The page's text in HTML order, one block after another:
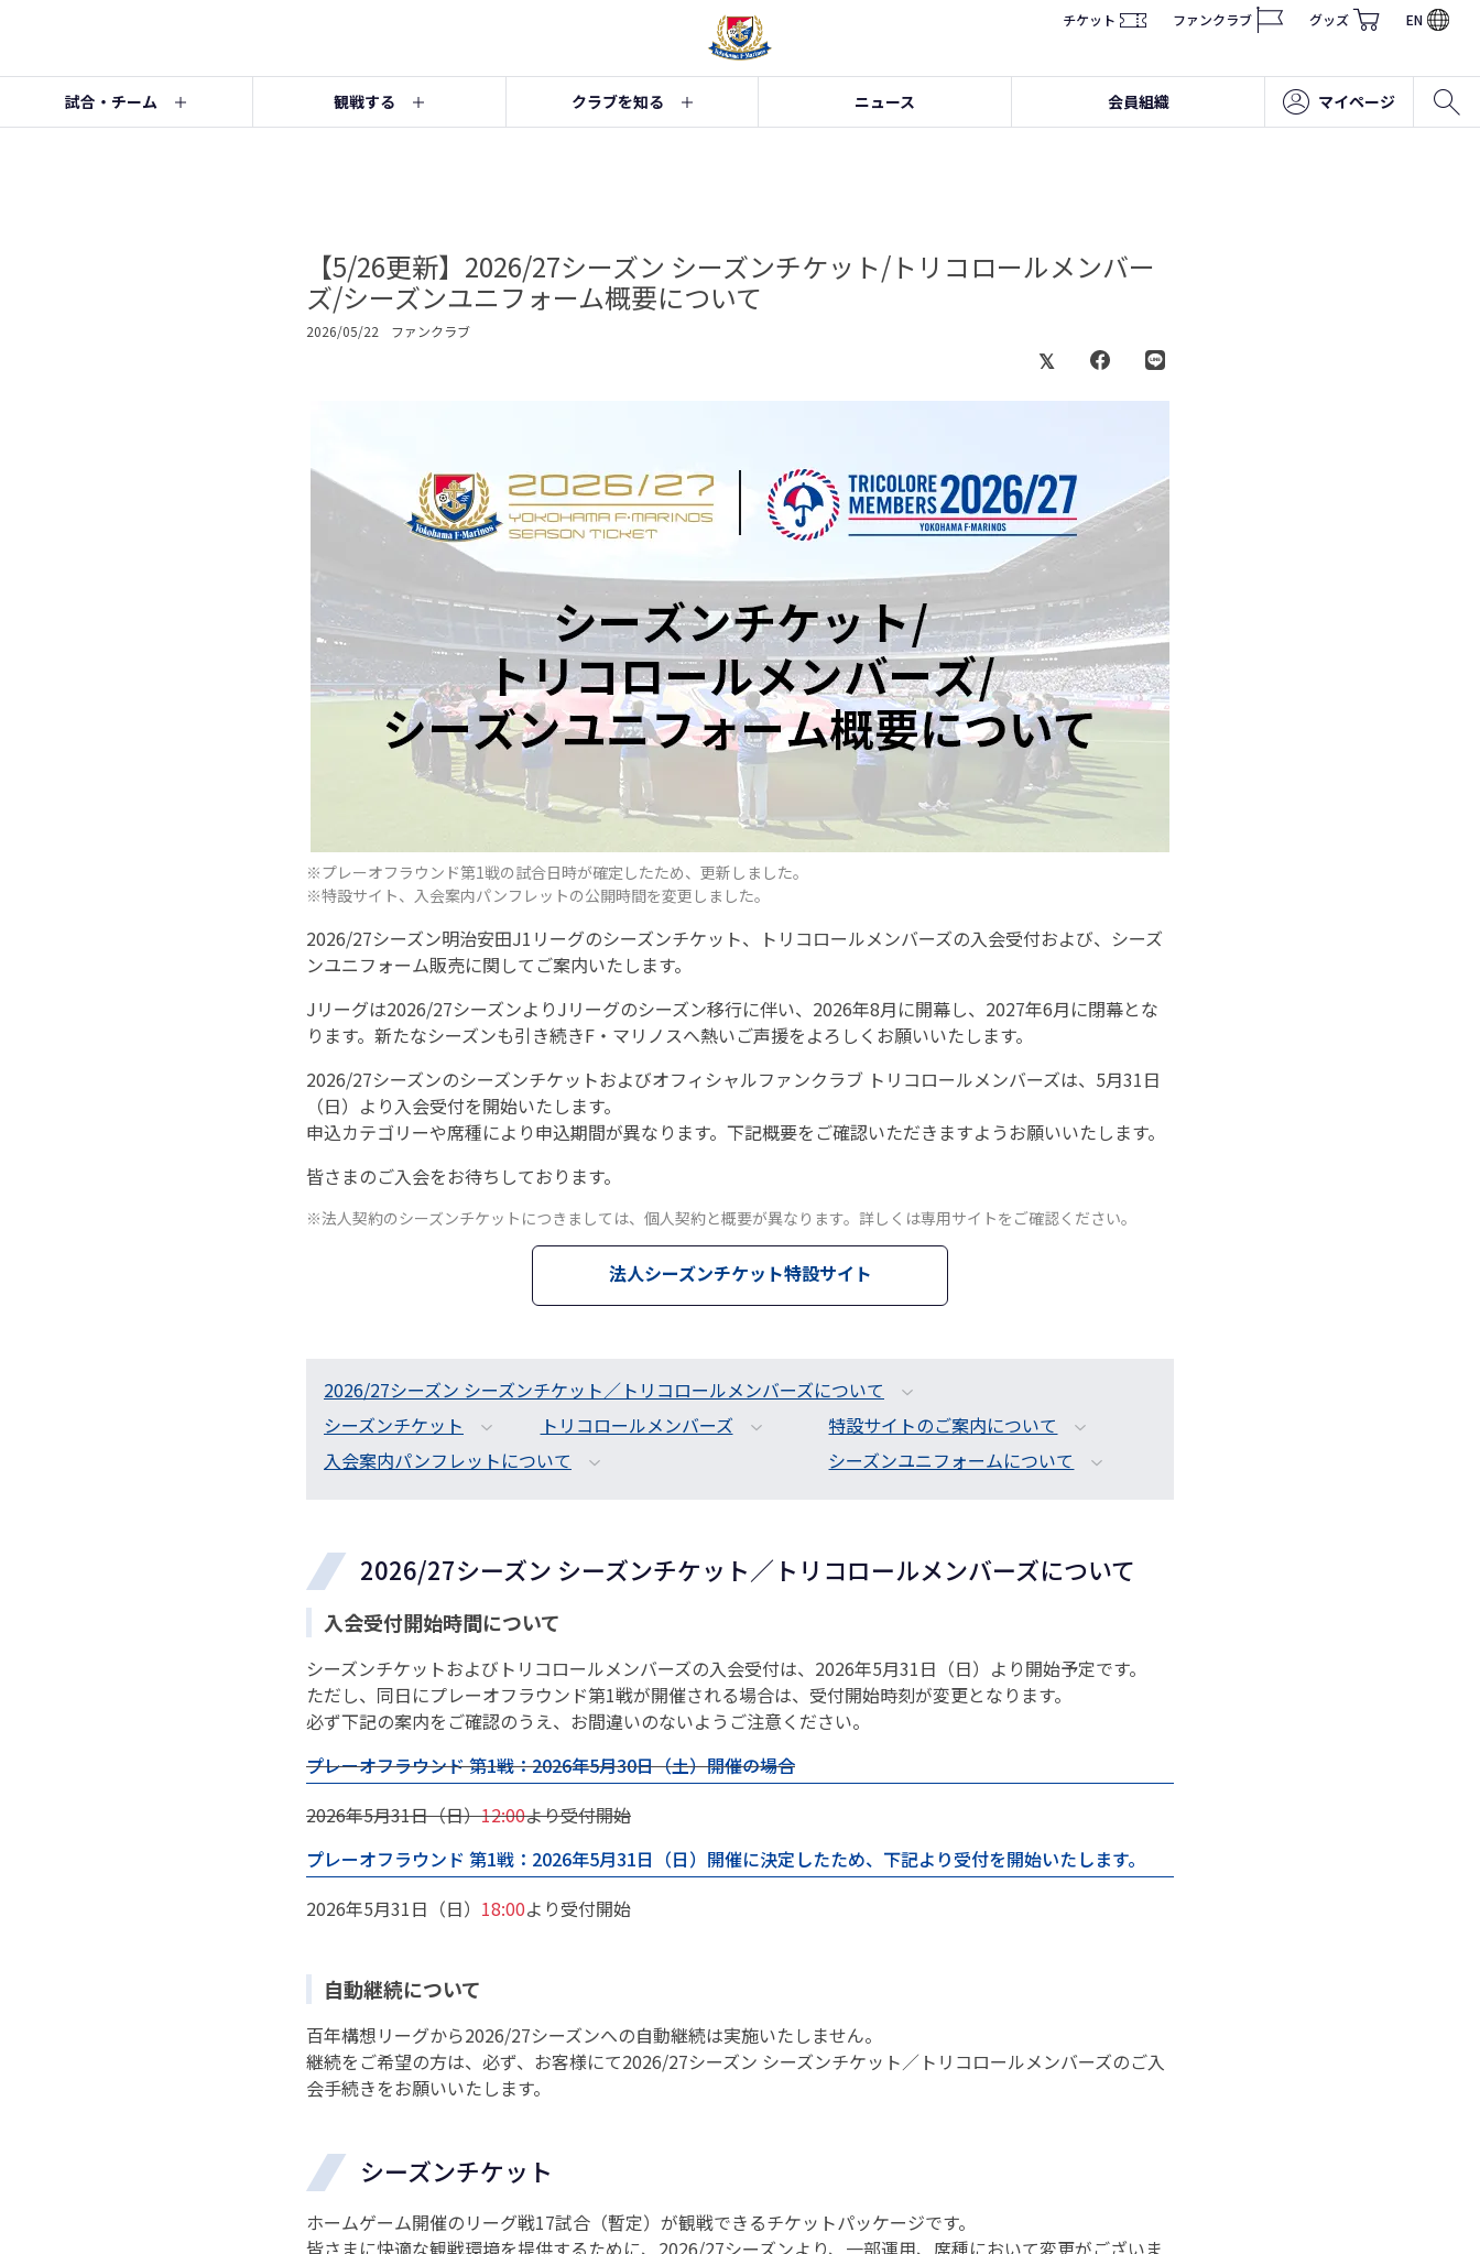
チケット ファンクラブ グッズ EN
試合・チーム 観戦する クラブを知る ニュース 会員組織 マイページ
【5/26更新】2026/27シーズン シーズンチケット/トリコロールメンバー
ズ/シーズンユニフォーム概要について
2026/05/22 ファンクラブ
※プレーオフラウンド第1戦の試合日時が確定したため、更新しました。
※特設サイト、入会案内パンフレットの公開時間を変更しました。
2026/27シーズン明治安田J1リーグのシーズンチケット、トリコロールメンバーズの入会受付および、シーズ
ンユニフォーム販売に関してご案内いたします。
Jリーグは2026/27シーズンよりJリーグのシーズン移行に伴い、2026年8月に開幕し、2027年6月に閉幕とな
ります。新たなシーズンも引き続きF・マリノスへ熱いご声援をよろしくお願いいたします。
2026/27シーズンのシーズンチケットおよびオフィシャルファンクラブ トリコロールメンバーズは、5月31日
（日）より入会受付を開始いたします。
申込カテゴリーや席種により申込期間が異なります。下記概要をご確認いただきますようお願いいたします。
皆さまのご入会をお待ちしております。
※法人契約のシーズンチケットにつきましては、個人契約と概要が異なります。詳しくは専用サイトをご確認ください。
法人シーズンチケット特設サイト
2026/27シーズン シーズンチケット／トリコロールメンバーズについて
シーズンチケット
トリコロールメンバーズ
特設サイトのご案内について
入会案内パンフレットについて
シーズンユニフォームについて
2026/27シーズン シーズンチケット／トリコロールメンバーズについて
入会受付開始時間について
シーズンチケットおよびトリコロールメンバーズの入会受付は、2026年5月31日（日）より開始予定です。
ただし、同日にプレーオフラウンド第1戦が開催される場合は、受付開始時刻が変更となります。
必ず下記の案内をご確認のうえ、お間違いのないようご注意ください。
プレーオフラウンド 第1戦：2026年5月30日（土）開催の場合
2026年5月31日（日）12:00より受付開始
プレーオフラウンド 第1戦：2026年5月31日（日）開催に決定したため、下記より受付を開始いたします。
2026年5月31日（日） 18:00より受付開始
自動継続について
百年構想リーグから2026/27シーズンへの自動継続は実施いたしません。
継続をご希望の方は、必ず、お客様にて2026/27シーズン シーズンチケット／トリコロールメンバーズのご入
会手続きをお願いいたします。
シーズンチケット
ホームゲーム開催のリーグ戦17試合（暫定）が観戦できるチケットパッケージです。
皆さまに快適な観戦環境を提供するために、2026/27シーズンより、一部運用、席種において変更がございま